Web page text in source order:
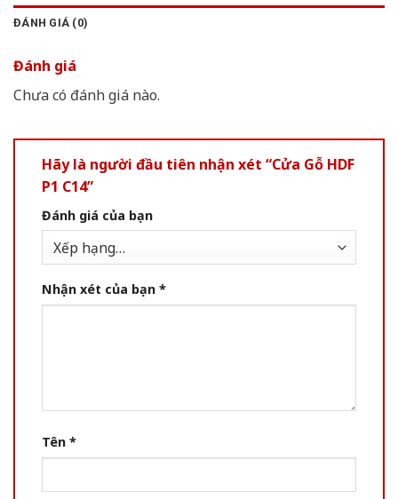
ĐÁNH GIÁ (0)
Đánh giá
Chưa có đánh giá nào.
Hãy là người đầu tiên nhận xét “Cửa Gỗ HDF
P1 C14”
Đánh giá của bạn
Nhận xét của bạn *
Tên *